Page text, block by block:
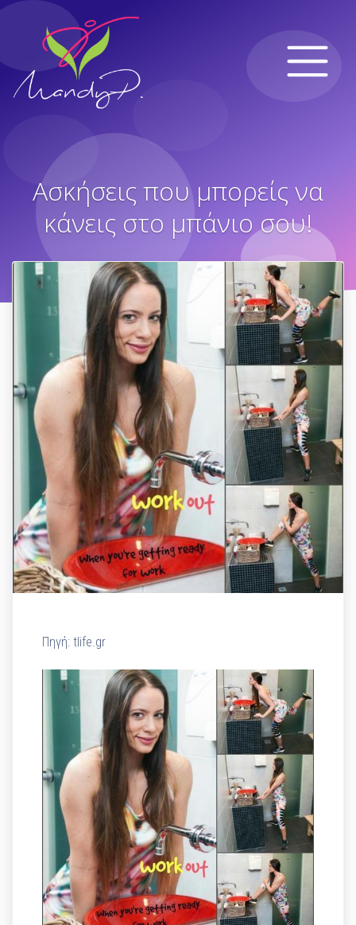
Ασκήσεις που μπορείς να
κάνεις στο μπάνιο σου!
Πηγή: tlife.gr